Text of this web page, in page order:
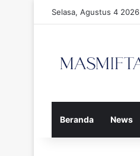
Selasa, Agustus 4 2026
Beranda News